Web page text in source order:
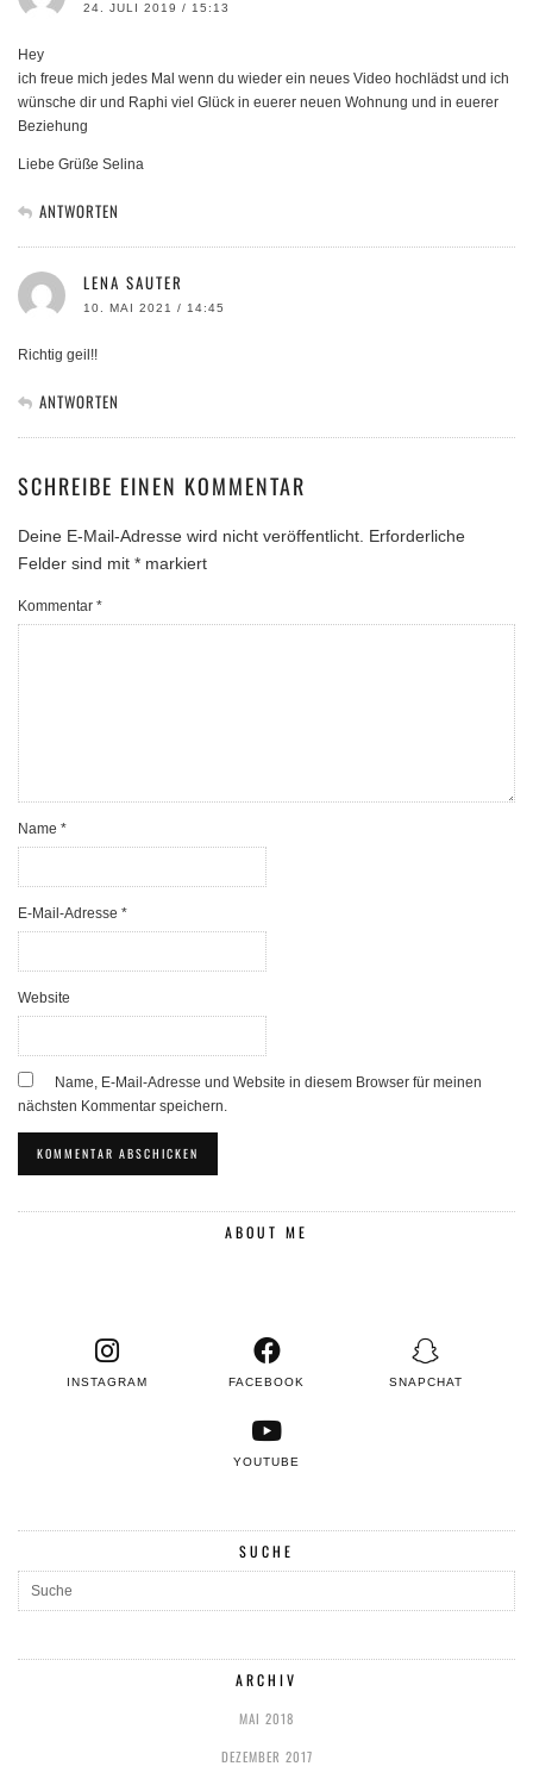
24. JULI 2019 / 15:13
Hey
ich freue mich jedes Mal wenn du wieder ein neues Video hochlädst und ich
wünsche dir und Raphi viel Glück in euerer neuen Wohnung und in euerer
Beziehung
Liebe Grüße Selina
ANTWORTEN
LENA SAUTER
10. MAI 2021 / 14:45
Richtig geil!!
ANTWORTEN
SCHREIBE EINEN KOMMENTAR
Deine E-Mail-Adresse wird nicht veröffentlicht. Erforderliche
Felder sind mit * markiert
Kommentar *
Name *
E-Mail-Adresse *
Website
Name, E-Mail-Adresse und Website in diesem Browser für meinen
nächsten Kommentar speichern.
ABOUT ME
INSTAGRAM FACEBOOK SNAPCHAT
YOUTUBE
SUCHE
ARCHIV
MAI 2018
DEZEMBER 2017